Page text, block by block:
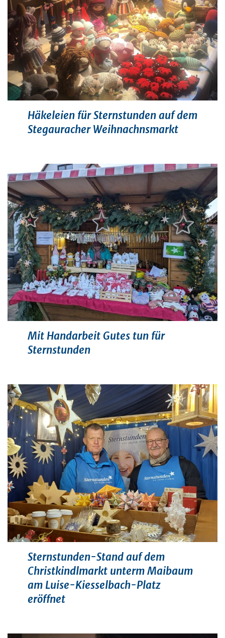
Häkeleien für Sternstunden auf dem
Stegauracher Weihnachnsmarkt
Mit Handarbeit Gutes tun für
Sternstunden
Sternstunden-Stand auf dem
Christkindlmarkt unterm Maibaum
am Luise-Kiesselbach-Platz
eröffnet